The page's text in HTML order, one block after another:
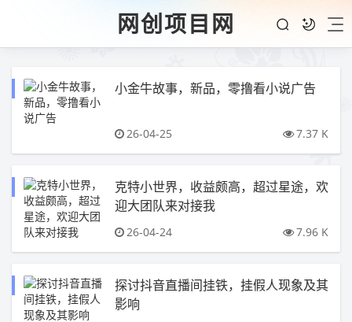
网创项目网
小金牛故事，新品，零撸看小说广告
26-04-25 7.37 K
克特小世界，收益颇高，超过星途，欢
迎大团队来对接我
26-04-24 7.96 K
探讨抖音直播间挂铁，挂假人现象及其
影响